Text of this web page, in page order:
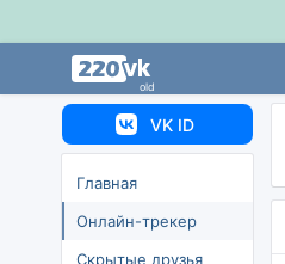
old
VK ID
Главная
Онлайн-трекер
Скрытые друзья